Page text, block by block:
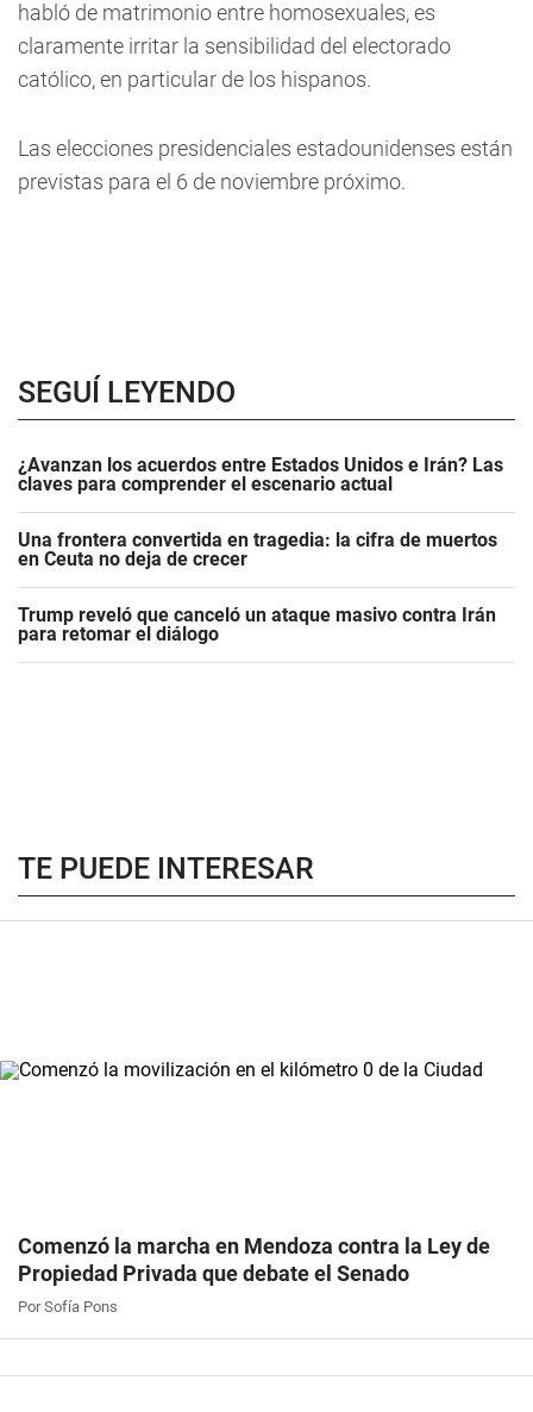
habló de matrimonio entre homosexuales, es
claramente irritar la sensibilidad del electorado
católico, en particular de los hispanos.
Las elecciones presidenciales estadounidenses están
previstas para el 6 de noviembre próximo.
SEGUÍ LEYENDO
¿Avanzan los acuerdos entre Estados Unidos e Irán? Las
claves para comprender el escenario actual
Una frontera convertida en tragedia: la cifra de muertos
en Ceuta no deja de crecer
Trump reveló que canceló un ataque masivo contra Irán
para retomar el diálogo
TE PUEDE INTERESAR
Comenzó la marcha en Mendoza contra la Ley de
Propiedad Privada que debate el Senado
Por Sofía Pons